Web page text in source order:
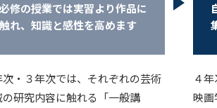
必修の授業では実習より作品に
触れ、知識と感性を高めます
次・３年次では、それぞれの芸術
の研究内容に触れる「一般講
４
映画